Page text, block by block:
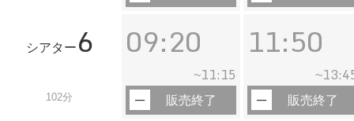
シアター 6
102分
09:20
~11:15
販売終了
11:50
~
販売終了